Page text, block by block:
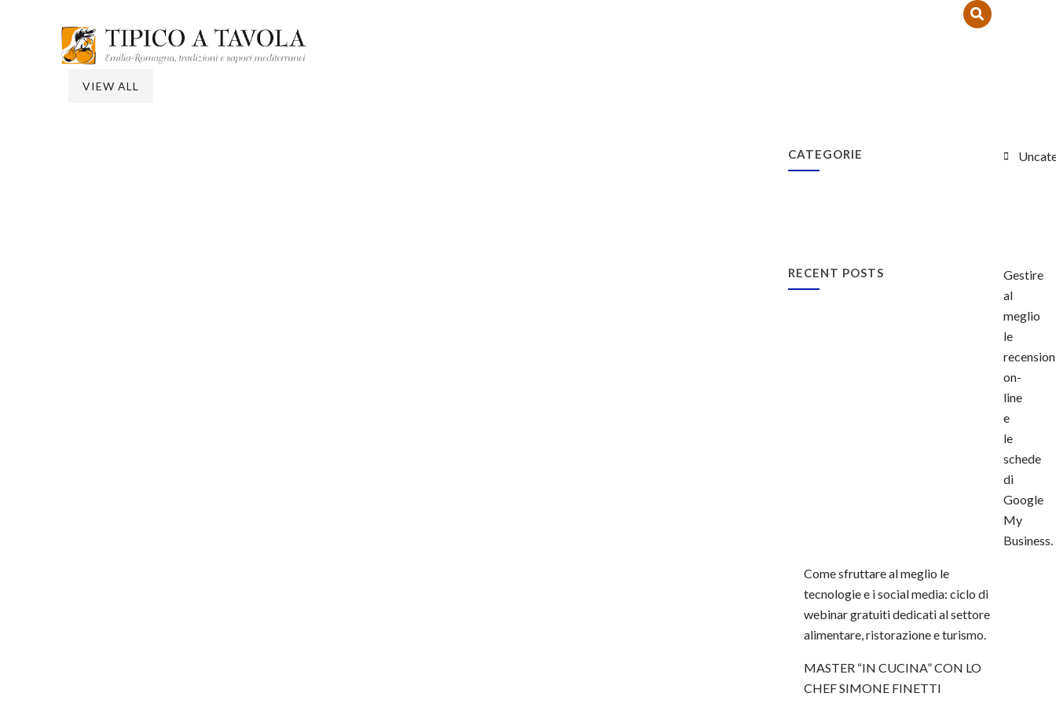
VIEW ALL
CATEGORIE
RECENT POSTS
Gestire
al
meglio
le
on-
line
e
le
schede
di
Google
My
Business.
Come sfruttare al meglio le
tecnologie e i social media: ciclo di
webinar gratuiti dedicati al settore
alimentare, ristorazione e turismo.
MASTER “IN CUCINA” CON LO
CHEF SIMONE FINETTI